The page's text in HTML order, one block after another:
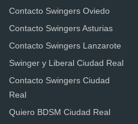
Contacto Swingers Oviedo
Contacto Swingers Asturias
Contacto Swingers Lanzarote
Swinger y Liberal Ciudad Real
Contacto Swingers Ciudad
Real
Quiero BDSM Ciudad Real